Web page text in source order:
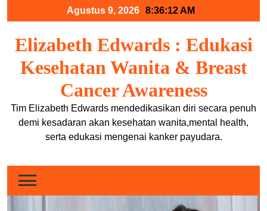
Agustus 9, 2026 8:36:12 AM
Elizabeth Edwards : Edukasi
Kesehatan Wanita & Breast
Cancer Awareness
Tim Elizabeth Edwards mendedikasikan diri secara penuh
demi kesadaran akan kesehatan wanita,mental health,
serta edukasi mengenai kanker payudara.